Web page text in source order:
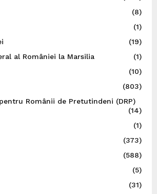
(8)
(1)
(19)
al României la Marsilia
(1)
(10)
(803)
Românii de Pretutindeni (DRP)
(14)
(1)
(373)
(588)
(5)
(31)